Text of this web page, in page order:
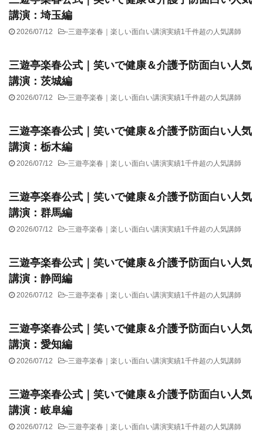
講演：埼玉編
2026/07/12 -三遊亭楽春｜楽しい面白い講演実績1千件超の人気講師
三遊亭楽春公式｜笑いで健康＆介護予防面白い人気
講演：茨城編
2026/07/12 -三遊亭楽春｜楽しい面白い講演実績1千件超の人気講師
三遊亭楽春公式｜笑いで健康＆介護予防面白い人気
講演：栃木編
2026/07/12 -三遊亭楽春｜楽しい面白い講演実績1千件超の人気講師
三遊亭楽春公式｜笑いで健康＆介護予防面白い人気
講演：群馬編
2026/07/12 -三遊亭楽春｜楽しい面白い講演実績1千件超の人気講師
三遊亭楽春公式｜笑いで健康＆介護予防面白い人気
講演：静岡編
2026/07/12 -三遊亭楽春｜楽しい面白い講演実績1千件超の人気講師
三遊亭楽春公式｜笑いで健康＆介護予防面白い人気
講演：愛知編
2026/07/12 -三遊亭楽春｜楽しい面白い講演実績1千件超の人気講師
三遊亭楽春公式｜笑いで健康＆介護予防面白い人気
講演：岐阜編
2026/07/12 -三遊亭楽春｜楽しい面白い講演実績1千件超の人気講師